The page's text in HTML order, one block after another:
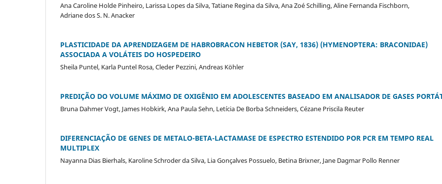
Ana Caroline Holde Pinheiro, Larissa Lopes da Silva, Tatiane Regina da Silva, Ana Zoé Schilling, Aline Fernanda Fischborn,
Adriane dos S. N. Anacker
PLASTICIDADE DA APRENDIZAGEM DE HABROBRACON HEBETOR (SAY, 1836) (HYMENOPTERA: BRACONIDAE)
ASSOCIADA A VOLÁTEIS DO HOSPEDEIRO
Sheila Puntel, Karla Puntel Rosa, Cleder Pezzini, Andreas Köhler
PREDIÇÃO DO VOLUME MÁXIMO DE OXIGÊNIO EM ADOLESCENTES BASEADO EM ANALISADOR DE GASES
Bruna Dahmer Vogt, James Hobkirk, Ana Paula Sehn, Letícia De Borba Schneiders, Cézane Priscila Reuter
DIFERENCIAÇÃO DE GENES DE METALO-BETA-LACTAMASE DE ESPECTRO ESTENDIDO POR PCR EM TEMPO REAL
MULTIPLEX
Nayanna Dias Bierhals, Karoline Schroder da Silva, Lia Gonçalves Possuelo, Betina Brixner, Jane Dagmar Pollo Renner